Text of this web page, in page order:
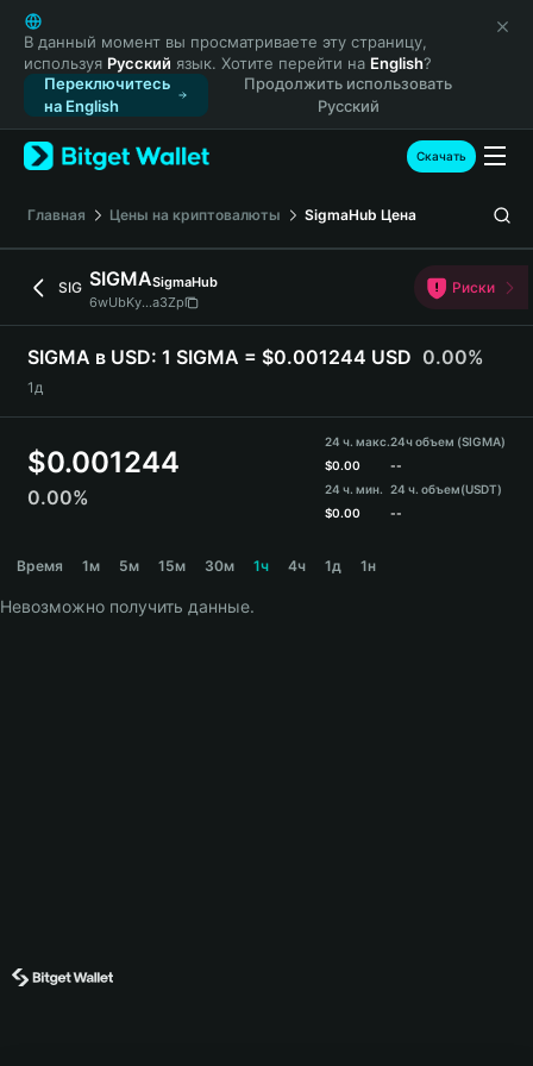
English
日本語
Tiếng Việt
Русский
Español (Latinoamérica)
Türkçe
Français
Deutsch
繁體中文
Português (Portugal)
Bahasa Indonesia
ภาษาไทย
हिन्दी
Español
Português (Brasil)
В данный момент вы просматриваете эту страницу,
используя Русский язык. Хотите перейти на English?
Переключитесь
на English
Продолжить использовать
Русский
Скачать
Главная Цены на криптовалюты SigmaHub Цена
SIG SIGMASigmaHub
6wUbKy...a3Zp
Риски
SIGMA в USD: 1 SIGMA = $0.001244 USD 0.00%
1д
$0.001244
0.00%
24 ч. макс.
$0.00
24 ч. мин.
$0.00
24ч объем (SIGMA)
--
24 ч. объем(USDT)
--
Время 1м 5м 15м 30м 1ч 4ч 1д 1н
Невозможно получить данные.